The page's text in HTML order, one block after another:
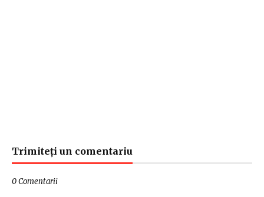
Trimiteți un comentariu
0 Comentarii